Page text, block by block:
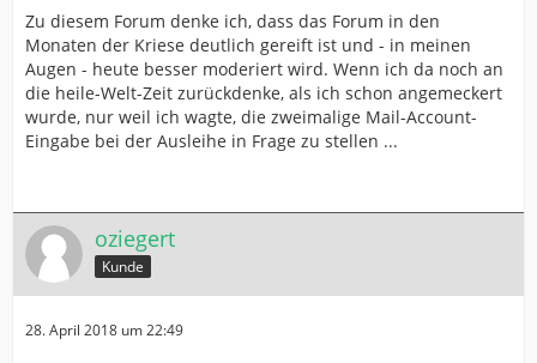
Zu diesem Forum denke ich, dass das Forum in den
Monaten der Kriese deutlich gereift ist und - in meinen
Augen - heute besser moderiert wird. Wenn ich da noch an
die heile-Welt-Zeit zurückdenke, als ich schon angemeckert
wurde, nur weil ich wagte, die zweimalige Mail-Account-
Eingabe bei der Ausleihe in Frage zu stellen ...
oziegert
Kunde
28. April 2018 um 22:49